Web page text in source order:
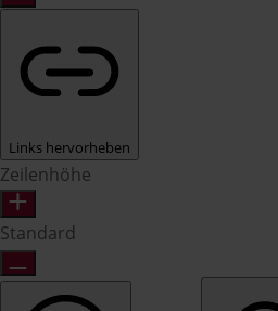
Links hervorheben
Zeilenhöhe
Standard